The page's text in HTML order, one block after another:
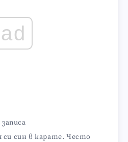
ad
син в карате. Често